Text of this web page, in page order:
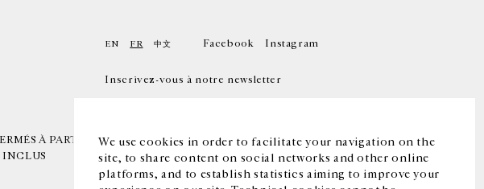
We use cookies in order to facilitate your navigation on the
site, to share content on social networks and other online
platforms, and to establish statistics aiming to improve your
À PARTIR
INCLUS
EN FR 中文 Facebook Instagram
Inscrivez-vous à notre newsletter